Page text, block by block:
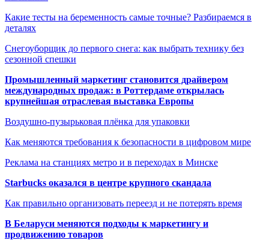
Какие тесты на беременность самые точные? Разбираемся в
деталях
Снегоуборщик до первого снега: как выбрать технику без
сезонной спешки
Промышленный маркетинг становится драйвером
международных продаж: в Роттердаме открылась
крупнейшая отраслевая выставка Европы
Воздушно-пузырьковая плёнка для упаковки
Как меняются требования к безопасности в цифровом мире
Реклама на станциях метро и в переходах в Минске
Starbucks оказался в центре крупного скандала
Как правильно организовать переезд и не потерять время
В Беларуси меняются подходы к маркетингу и
продвижению товаров